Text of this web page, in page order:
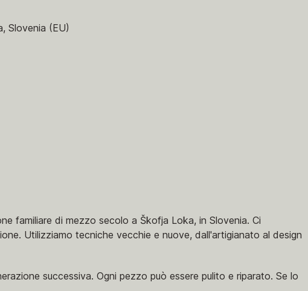
Slovenia (EU)
familiare di mezzo secolo a Škofja Loka, in Slovenia. Ci
Utilizziamo tecniche vecchie e nuove, dall'artigianato al design
successiva. Ogni pezzo può essere pulito e riparato. Se lo